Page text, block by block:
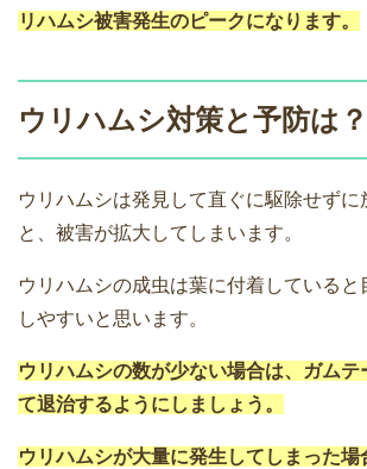
リハムシ被害発生のピークになります。
ウリハムシ対策と予防は？
ウリハムシは発見して直ぐに駆除せずに
と、被害が拡大してしまいます。
ウリハムシの成虫は葉に付着していると
しやすいと思います。
ウリハムシの数が少ない場合は、ガムテ
て退治するようにしましょう。
ウリハムシが大量に発生してしまった場